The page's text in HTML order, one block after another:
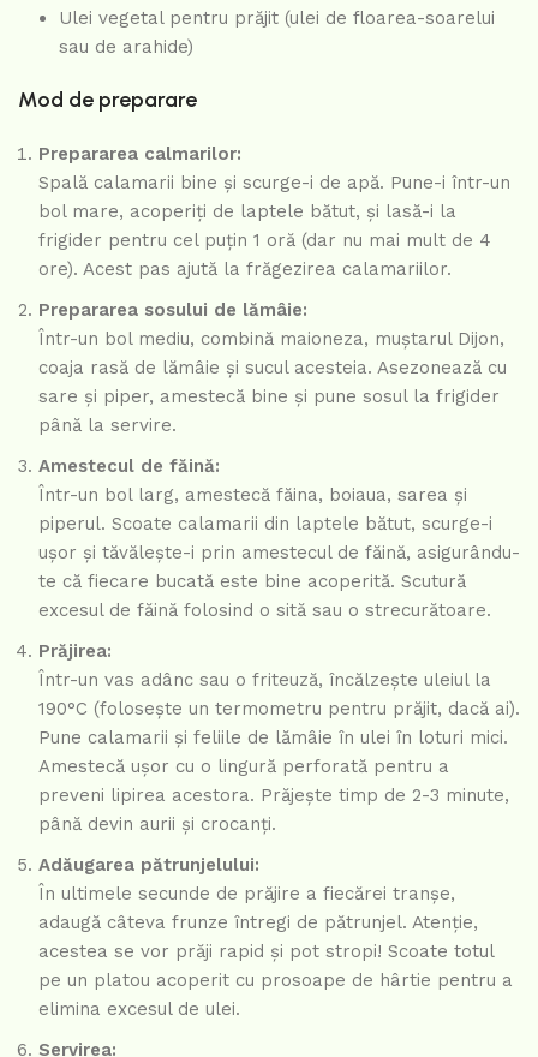
Ulei vegetal pentru prăjit (ulei de floarea-soarelui
sau de arahide)
Mod de preparare
Prepararea calmarilor:
Spală calamarii bine și scurge-i de apă. Pune-i într-un
bol mare, acoperiți de laptele bătut, și lasă-i la
frigider pentru cel puțin 1 oră (dar nu mai mult de 4
ore). Acest pas ajută la frăgezirea calamariilor.
Prepararea sosului de lămâie:
Într-un bol mediu, combină maioneza, muștarul Dijon,
coaja rasă de lămâie și sucul acesteia. Asezonează cu
sare și piper, amestecă bine și pune sosul la frigider
până la servire.
Amestecul de făină:
Într-un bol larg, amestecă făina, boiaua, sarea și
piperul. Scoate calamarii din laptele bătut, scurge-i
ușor și tăvălește-i prin amestecul de făină, asigurându-
te că fiecare bucată este bine acoperită. Scutură
excesul de făină folosind o sită sau o strecurătoare.
Prăjirea:
Într-un vas adânc sau o friteuză, încălzește uleiul la
190°C (folosește un termometru pentru prăjit, dacă ai).
Pune calamarii și feliile de lămâie în ulei în loturi mici.
Amestecă ușor cu o lingură perforată pentru a
preveni lipirea acestora. Prăjește timp de 2-3 minute,
până devin aurii și crocanți.
Adăugarea pătrunjelului:
În ultimele secunde de prăjire a fiecărei tranșe,
adaugă câteva frunze întregi de pătrunjel. Atenție,
acestea se vor prăji rapid și pot stropi! Scoate totul
pe un platou acoperit cu prosoape de hârtie pentru a
elimina excesul de ulei.
Servirea: